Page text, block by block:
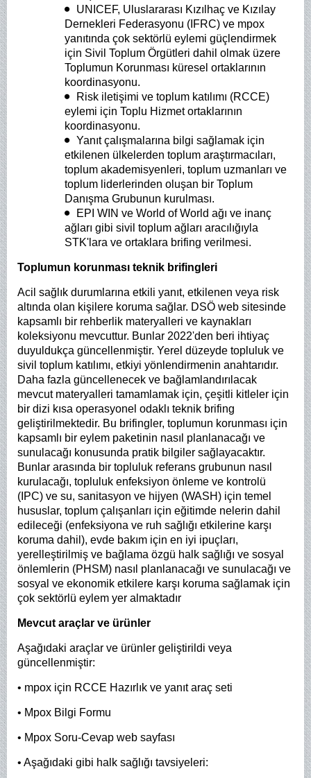
UNICEF, Uluslararası Kızılhaç ve Kızılay
Dernekleri Federasyonu (IFRC) ve mpox
yanıtında çok sektörlü eylemi güçlendirmek
için Sivil Toplum Örgütleri dahil olmak üzere
Toplumun Korunması küresel ortaklarının
koordinasyonu.
Risk iletişimi ve toplum katılımı (RCCE)
eylemi için Toplu Hizmet ortaklarının
koordinasyonu.
Yanıt çalışmalarına bilgi sağlamak için
etkilenen ülkelerden toplum araştırmacıları,
toplum akademisyenleri, toplum uzmanları ve
toplum liderlerinden oluşan bir Toplum
Danışma Grubunun kurulması.
EPI WIN ve World of World ağı ve inanç
ağları gibi sivil toplum ağları aracılığıyla
STK'lara ve ortaklara brifing verilmesi.
Toplumun korunması teknik brifingleri
Acil sağlık durumlarına etkili yanıt, etkilenen veya risk
altında olan kişilere koruma sağlar. DSÖ web sitesinde
kapsamlı bir rehberlik materyalleri ve kaynakları
koleksiyonu mevcuttur. Bunlar 2022'den beri ihtiyaç
duyuldukça güncellenmiştir. Yerel düzeyde topluluk ve
sivil toplum katılımı, etkiyi yönlendirmenin anahtarıdır.
Daha fazla güncellenecek ve bağlamlandırılacak
mevcut materyalleri tamamlamak için, çeşitli kitleler için
bir dizi kısa operasyonel odaklı teknik brifing
geliştirilmektedir. Bu brifingler, toplumun korunması için
kapsamlı bir eylem paketinin nasıl planlanacağı ve
sunulacağı konusunda pratik bilgiler sağlayacaktır.
Bunlar arasında bir topluluk referans grubunun nasıl
kurulacağı, topluluk enfeksiyon önleme ve kontrolü
(IPC) ve su, sanitasyon ve hijyen (WASH) için temel
hususlar, toplum çalışanları için eğitimde nelerin dahil
edileceği (enfeksiyona ve ruh sağlığı etkilerine karşı
koruma dahil), evde bakım için en iyi ipuçları,
yerelleştirilmiş ve bağlama özgü halk sağlığı ve sosyal
önlemlerin (PHSM) nasıl planlanacağı ve sunulacağı ve
sosyal ve ekonomik etkilere karşı koruma sağlamak için
çok sektörlü eylem yer almaktadır
Mevcut araçlar ve ürünler
Aşağıdaki araçlar ve ürünler geliştirildi veya
güncellenmiştir:
• mpox için RCCE Hazırlık ve yanıt araç seti
• Mpox Bilgi Formu
• Mpox Soru-Cevap web sayfası
• Aşağıdaki gibi halk sağlığı tavsiyeleri: